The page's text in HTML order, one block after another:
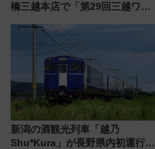
橋三越本店で「第29回三越ワー
【2026年8月5日～25日】
新潟の酒観光列車「越乃
Shu*Kura」が長野県内初運行！